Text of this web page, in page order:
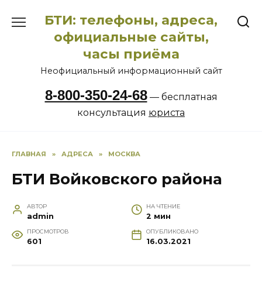
содержанию
БТИ: телефоны, адреса,
официальные сайты,
часы приёма
Неофициальный информационный сайт
8-800-350-24-68— бесплатная
консультация юриста
ГЛАВНАЯ » АДРЕСА » МОСКВА
БТИ Войковского района
АВТОР
admin
НА ЧТЕНИЕ
2 мин
ПРОСМОТРОВ
601
ОПУБЛИКОВАНО
16.03.2021